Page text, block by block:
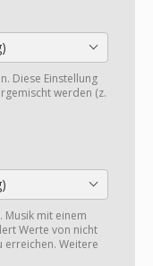
Diese Einstellung
werden (z.
Musik mit einem
Werte von nicht
erreichen. Weitere